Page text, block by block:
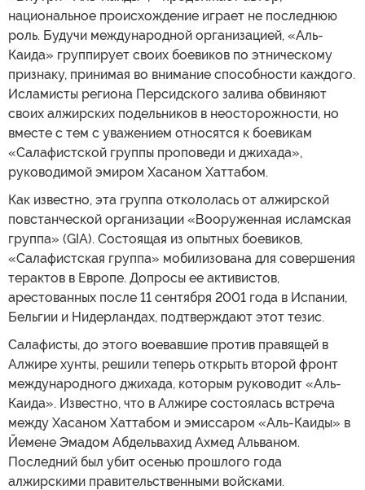
национальное происхождение играет не последнюю
роль. Будучи международной организацией, «Аль-
Каида» группирует своих боевиков по этническому
признаку, принимая во внимание способности каждого.
Исламисты региона Персидского залива обвиняют
своих алжирских подельников в неосторожности, но
вместе с тем с уважением относятся к боевикам
«Салафистской группы проповеди и джихада»,
руководимой эмиром Хасаном Хаттабом.
Как известно, эта группа откололась от алжирской
повстанческой организации «Вооруженная исламская
группа» (GIA). Состоящая из опытных боевиков,
«Салафистская группа» мобилизована для совершения
терактов в Европе. Допросы ее активистов,
арестованных после 11 сентября 2001 года в Испании,
Бельгии и Нидерландах, подтверждают этот тезис.
Салафисты, до этого воевавшие против правящей в
Алжире хунты, решили теперь открыть второй фронт
международного джихада, которым руководит «Аль-
Каида». Известно, что в Алжире состоялась встреча
между Хасаном Хаттабом и эмиссаром «Аль-Каиды» в
Йемене Эмадом Абдельвахид Ахмед Альваном.
Последний был убит осенью прошлого года
алжирскими правительственными войсками.